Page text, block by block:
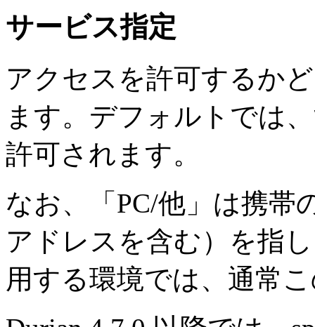
サービス指定
アクセスを許可するか
ます。デフォルトでは
許可されます。
なお、「PC/他」は携帯
アドレスを含む）を指
用する環境では、通常